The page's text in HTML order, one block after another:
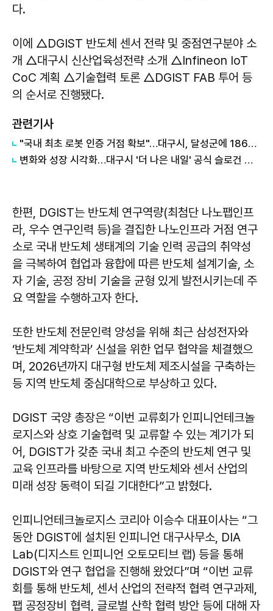
다.
이에 △DGIST 반도체 센서 전략 및 중점연구분야 소
개 △대구시 신산업육성전략 소개 △Infineon IoT
CoC 계획 △기술협력 토론 △DGIST FAB 투어 등
의 순서로 진행됐다.
관련기사
"국내 최초 로봇 인증 거점 확보"…대구시, 달성군에 186억 투입해 휴머노이드 센터 구축
변화와 성장 시각화…대구시 '더 나은 내일' 공식 슬로건 디자인 공개
한편, DGIST는 반도체 연구역량(최첨단 나노팹인프
라, 우수 연구인력 등)을 결집한 나노인프라 거점 연구
소로 국내 반도체 생태계의 기술 인력 공급의 취약성
을 극복하여 협업과 융합에 따른 반도체 설계기술, 소
자 기술, 공정 장비 기술을 균형 있게 발전시키는데 주
요 역할을 수행하고자 한다.
또한 반도체 전문인력 양성을 위해 최근 삼성전자와
‘반도체 계약학과’ 신설을 위한 업무 협약을 체결했으
며, 2026년까지 대구형 반도체 제조시설을 구축하는
등 지역 반도체 중심대학으로 부상하고 있다.
DGIST 국양 총장은 “이번 교류회가 인피니언테크놀
로지스와 상호 기술협력 및 교류할 수 있는 계기가 되
어, DGIST가 갖춘 국내 최고 수준의 반도체 연구 및
교육 인프라를 바탕으로 지역 반도체와 센서 산업의
미래 성장 동력이 되길 기대한다”고 밝혔다.
인피니언테크놀로지스 코리아 이승수 대표이사는 “그
동안 DGIST에 설치된 인피니언 대구사무소, DIA
Lab(디지스트 인피니언 오토모티브 랩) 등을 통해
DGIST와 연구 협업을 진행해 왔었다”며 “이번 교류
회를 통해 반도체, 센서 산업의 전략적 협력 연구과제,
팹 공정장비 협력, 글로벌 산학 협력 방안 등에 대해 자